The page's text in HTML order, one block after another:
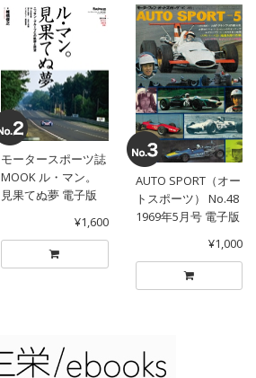
モータースポーツ誌
MOOK ル・マン。
見果てぬ夢 電子版
¥1,600
AUTO SPORT（オー
トスポーツ） No.48
1969年5月号 電子版
¥1,000